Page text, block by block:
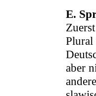
E.
Plural
aber